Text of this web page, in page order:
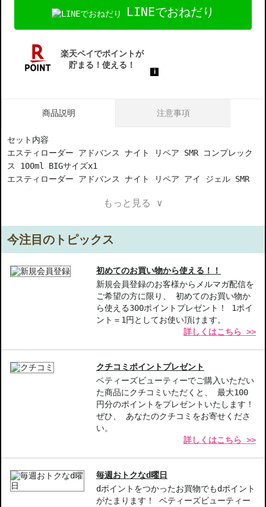
LINEでおねだり
商品説明 注意事項
セット内容
エスティローダー アドバンス ナイト リペア SMR コンプレック
ス 100ml BIGサイズx1
エスティローダー アドバンス ナイト リペア アイ ジェル SMR
ス 100ml BIGサイズ(美容液)...7年ぶりにリニューアルした新ナ
イトリペア！ エスティローダー アドバンス ナイト リペア アイ
ないきいきとした印象の目もとへ！
リニューアルしたナイトリペア-7年ぶりの進化を遂げた美容液で、
夜のスキンケアをパワーアップ。
アイジェルで明るい目元へ-すっきりとしたアイケアができ、いき
いきとした印象をサポート。
お得なセット内容-BIGサイズの美容液とアイジェルがセットにな
り、コストパフォーマンスも抜群。
【こんな方へおすすめ】
夜の保湿をしっかり行いたい方
目元のケアに力を入れている方
もっと見る ∨
今注目のトピックス
初めてのお買い物から使える！！
新規会員登録のお客様からメルマガ配信を
ご希望の方に限り、 初めてのお買い物か
ら使える300ポイントプレゼント！ 1ポイ
ント＝1円としてお使い頂けます。
詳しくはこちら >>
クチコミポイントプレゼント
ベティーズビューティーでご購入いただい
た商品にクチコミいただくと、 最大100
円分のポイントをプレゼントいたします！
ぜひ、 あなたのクチコミをお寄せくださ
い。
詳しくはこちら >>
毎週おトクなd曜日
dポイントをつかったお買物でもdポイント
がたまります！ ベティーズビューティー